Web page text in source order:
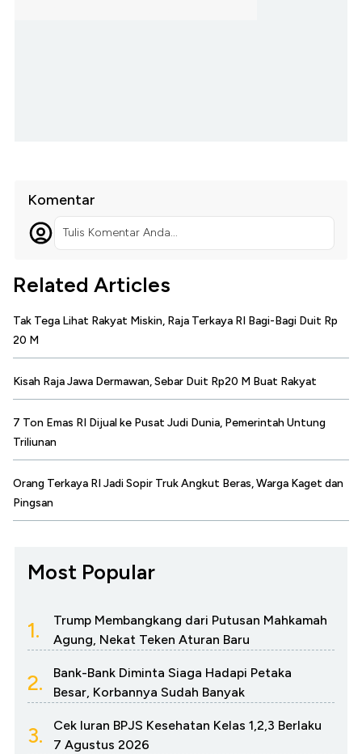
Komentar
Tulis Komentar Anda...
Related Articles
Tak Tega Lihat Rakyat Miskin, Raja Terkaya RI Bagi-Bagi Duit Rp
20 M
Kisah Raja Jawa Dermawan, Sebar Duit Rp20 M Buat Rakyat
7 Ton Emas RI Dijual ke Pusat Judi Dunia, Pemerintah Untung
Triliunan
Orang Terkaya RI Jadi Sopir Truk Angkut Beras, Warga Kaget dan
Pingsan
Most Popular
1.
Trump Membangkang dari Putusan Mahkamah
Agung, Nekat Teken Aturan Baru
2.
Bank-Bank Diminta Siaga Hadapi Petaka
Besar, Korbannya Sudah Banyak
3.
Cek Iuran BPJS Kesehatan Kelas 1,2,3 Berlaku
7 Agustus 2026